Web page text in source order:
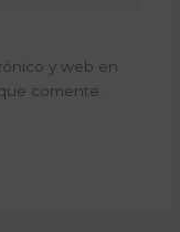
y web en
comente.